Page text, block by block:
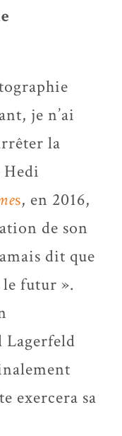
je n’ai
la
Hedi
s, en 2016,
de son
dit que
le futur ».
Lagerfeld
exercera sa